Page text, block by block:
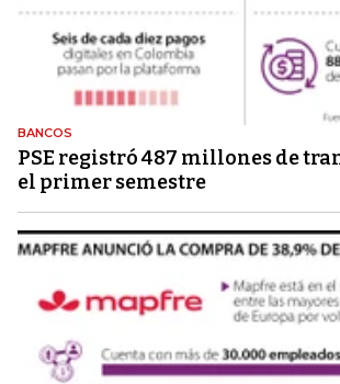
BANCOS
PSE registró 487 millones de
el primer semestre